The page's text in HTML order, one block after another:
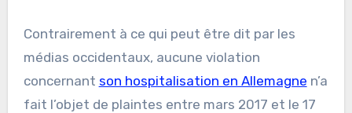
Contrairement à ce qui peut être dit par les
médias occidentaux, aucune violation
concernant son hospitalisation en Allemagne n’a
fait l’objet de plaintes entre mars 2017 et le 17